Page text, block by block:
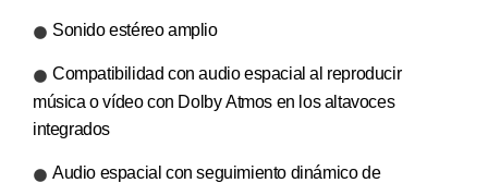
Sonido estéreo amplio
Compati­bilidad con audio espacial al reproducir
música o vídeo con Dolby Atmos en los altavoces
integrados
Audio espacial con seguimiento dinámico de